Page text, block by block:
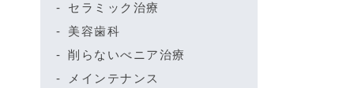
セラミック治療
美容歯科
削らないべニア治療
メインテナンス